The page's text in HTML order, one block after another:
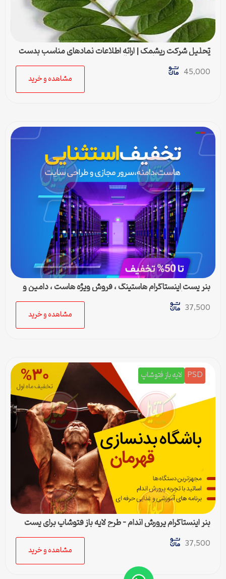
تحلیل شرکت ریشمک | ارائه اطلاعات نمادهای مناسب بدست
آمده با رویکرد تحیلی تکنیکال
45,000
مشاهده و خرید
بنر پست اینستاگرام هاستینگ ، فروش ویژه هاست ، دامین و
سرور مجازی
37,500
مشاهده و خرید
PSD لایه باز فتوشاپ
بنر اینستاگرام پرورش اندام – طرح لایه باز فتوشاپ برای پست
اینستا
37,500
مشاهده و خرید